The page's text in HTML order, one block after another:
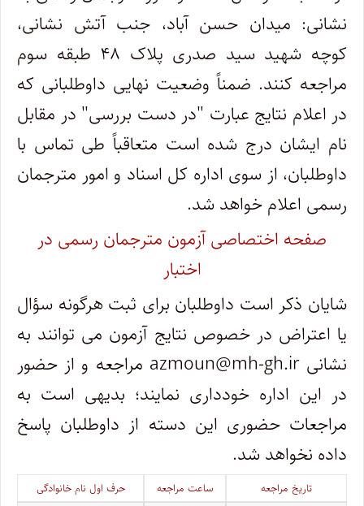
نشانی: میدان حسن آباد، جنب آتش نشانی،
کوچه شهید سید صدری پلاک ۴۸ طبقه سوم
مراجعه کنند. ضمناً وضعیت نهایی داوطلبانی که
در اعلام نتایج عبارت "در دست بررسی" در مقابل
نام ایشان درج شده است متعاقباً طی تماس با
داوطلبان، از سوی اداره کل اسناد و امور مترجمان
رسمی اعلام خواهد شد.
صفحه اختصاصی آزمون مترجمان رسمی در
اختبار
شایان ذکر است داوطلبان برای ثبت هر­گونه سؤال
یا اعتراض در خصوص نتایج آزمون می­ توانند به
نشانی azmoun@mh-gh.ir مراجعه و از حضور
در این اداره خودداری نمایند؛ بدیهی است به
مراجعات حضوری این دسته از داوطلبان پاسخ
داده نخواهد شد.
تاریخ مراجعه ساعت مراجعه
حرف اول نام خانوادگی